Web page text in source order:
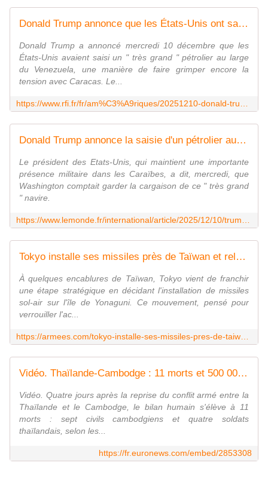
Donald Trump annonce que les États-Unis ont saisi un pétrolier au large du Venezuela
Donald Trump a annoncé mercredi 10 décembre que les
États-Unis avaient saisi un " très grand " pétrolier au large
du Venezuela, une manière de faire grimper encore la
tension avec Caracas. Le...
Donald Trump annonce la saisie d'un pétrolier au large du Venezuela, Nicolas Maduro exige " la fin de l'ingérence " des Etats-Unis
Le président des Etats-Unis, qui maintient une importante
présence militaire dans les Caraïbes, a dit, mercredi, que
Washington comptait garder la cargaison de ce " très grand
" navire.
Tokyo installe ses missiles près de Taïwan et relance la bataille des talents
À quelques encablures de Taïwan, Tokyo vient de franchir
une étape stratégique en décidant l'installation de missiles
sol-air sur l'île de Yonaguni. Ce mouvement, pensé pour
verrouiller l'ac...
Vidéo. Thaïlande-Cambodge : 11 morts et 500 000 déplacés depuis la reprise des affrontements
Vidéo. Quatre jours après la reprise du conflit armé entre la
Thaïlande et le Cambodge, le bilan humain s'élève à 11
morts : sept civils cambodgiens et quatre soldats
thaïlandais, selon les...
https://fr.euronews.com/embed/2853308